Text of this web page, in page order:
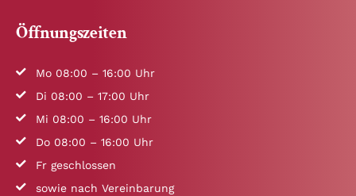
Öffnungszeiten
Mo 08:00 – 16:00 Uhr
Di 08:00 – 17:00 Uhr
Mi 08:00 – 16:00 Uhr
Do 08:00 – 16:00 Uhr
Fr geschlossen
sowie nach Vereinbarung